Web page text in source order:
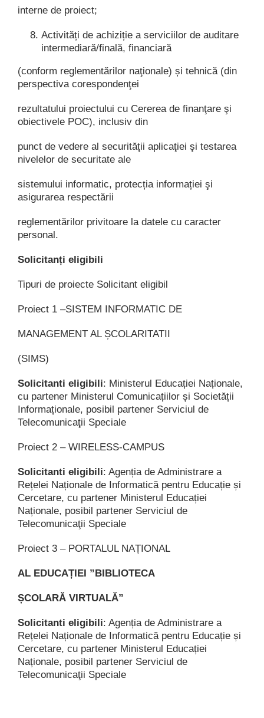
interne de proiect;
Activități de achiziție a serviciilor de auditare
intermediară/finală, financiară
(conform reglementărilor naţionale) și tehnică (din
perspectiva corespondenţei
rezultatului proiectului cu Cererea de finanţare şi
obiectivele POC), inclusiv din
punct de vedere al securităţii aplicaţiei şi testarea
nivelelor de securitate ale
sistemului informatic, protecția informației şi
asigurarea respectării
reglementărilor privitoare la datele cu caracter
personal.
Solicitanți eligibili
Tipuri de proiecte Solicitant eligibil
Proiect 1 –SISTEM INFORMATIC DE
MANAGEMENT AL ȘCOLARITATII
(SIMS)
Solicitanti eligibili: Ministerul Educației Naționale,
cu partener Ministerul Comunicațiilor și Societății
Informaționale, posibil partener Serviciul de
Telecomunicaţii Speciale
Proiect 2 – WIRELESS-CAMPUS
Solicitanti eligibili: Agenția de Administrare a
Rețelei Naționale de Informatică pentru Educație și
Cercetare, cu partener Ministerul Educației
Naționale, posibil partener Serviciul de
Telecomunicaţii Speciale
Proiect 3 – PORTALUL NAȚIONAL
AL EDUCAȚIEI ”BIBLIOTECA
ȘCOLARĂ VIRTUALĂ”
Solicitanti eligibili: Agenția de Administrare a
Rețelei Naționale de Informatică pentru Educație și
Cercetare, cu partener Ministerul Educației
Naționale, posibil partener Serviciul de
Telecomunicaţii Speciale